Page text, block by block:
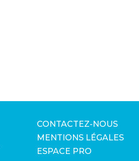
CONTACTEZ-NOUS
MENTIONS LÉGALES
ESPACE PRO